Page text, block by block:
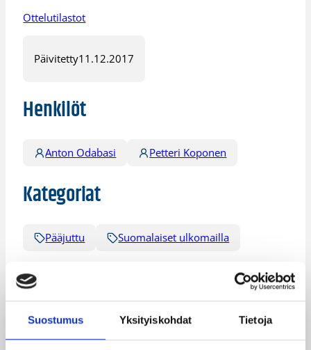
Suostumus Yksityiskohdat Tietoja
Ottelutilastot
Päivitetty11.12.2017
Henkilöt
Anton Odabasi Petteri Koponen
Kategoriat
Pääjuttu Suomalaiset ulkomailla
Katso myös